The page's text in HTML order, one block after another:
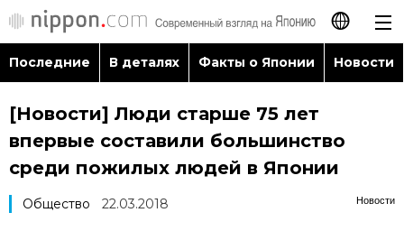
日本語
English
Последние
Последние В деталях Факты о Японии Новости
[Новости] Люди старше 75 лет
впервые составили большинство
среди пожилых людей в Японии
Новости
Общество 22.03.2018